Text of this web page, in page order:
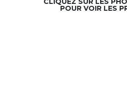
POUR VOIR LES